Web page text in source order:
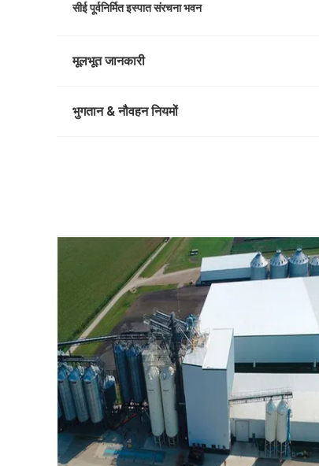
सीई पूर्वनिर्मित इस्पात संरचना भवन
मूलभूत जानकारी
भुगतान & नौवहन नियमों